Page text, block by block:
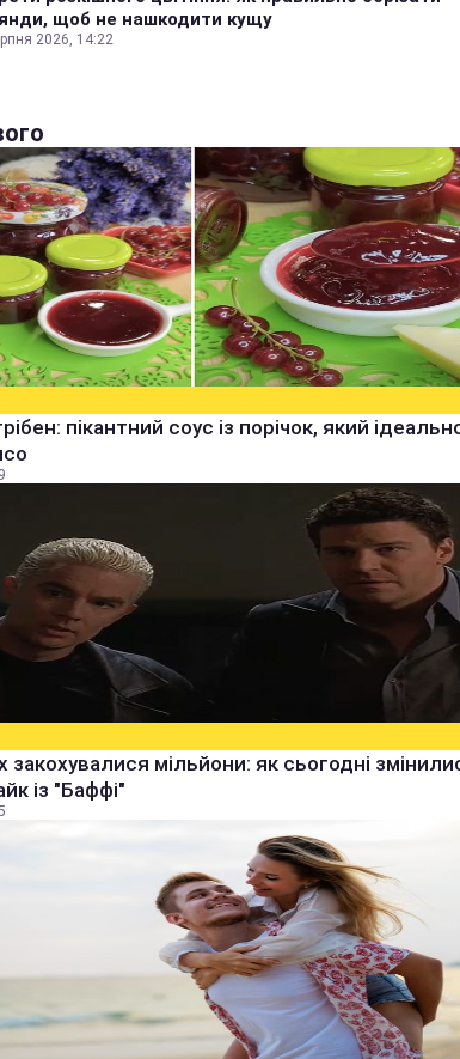
щоб не нашкодити кущу
2026, 14:22
пікантний соус із порічок, який
закохувалися мільйони: як сьогодні
із "Баффі"